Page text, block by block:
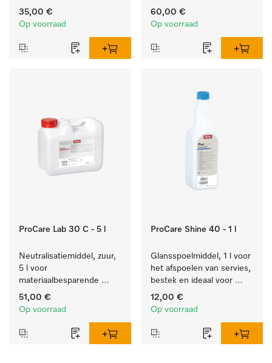
voor glazen.
35,00 €
Op voorraad
voor glazen.
60,00 €
Op voorraad
ProCare Lab 30 C - 5 l
Neutralisatiemiddel, zuur,
5 l voor
materiaalbesparende
machinale reiniging van
laboratoriumglaswerk en -
51,00 €
Op voorraad
ProCare Shine 40 - 1 l
Glansspoelmiddel, 1 l voor
het afspoelen van servies,
bestek en ideaal voor
glazen.
12,00 €
Op voorraad